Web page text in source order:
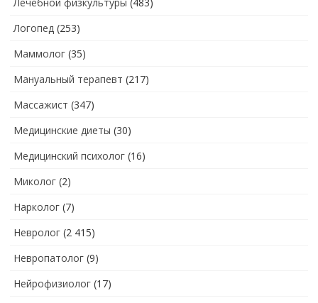
Логопед (253)
Маммолог (35)
Мануальный терапевт (217)
Массажист (347)
Медицинские диеты (30)
Медицинский психолог (16)
Миколог (2)
Нарколог (7)
Невролог (2 415)
Невропатолог (9)
Нейрофизиолог (17)